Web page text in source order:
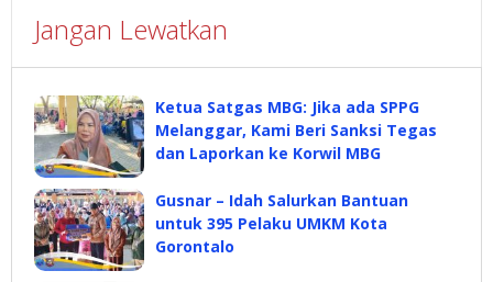
Jangan Lewatkan
Ketua Satgas MBG: Jika ada SPPG
Melanggar, Kami Beri Sanksi Tegas
dan Laporkan ke Korwil MBG
Gusnar – Idah Salurkan Bantuan
untuk 395 Pelaku UMKM Kota
Gorontalo